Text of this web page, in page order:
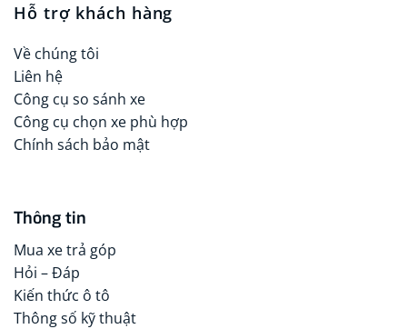
Hỗ trợ khách hàng
Về chúng tôi
Liên hệ
Công cụ so sánh xe
Công cụ chọn xe phù hợp
Chính sách bảo mật
Thông tin
Mua xe trả góp
Hỏi – Đáp
Kiến thức ô tô
Thông số kỹ thuật